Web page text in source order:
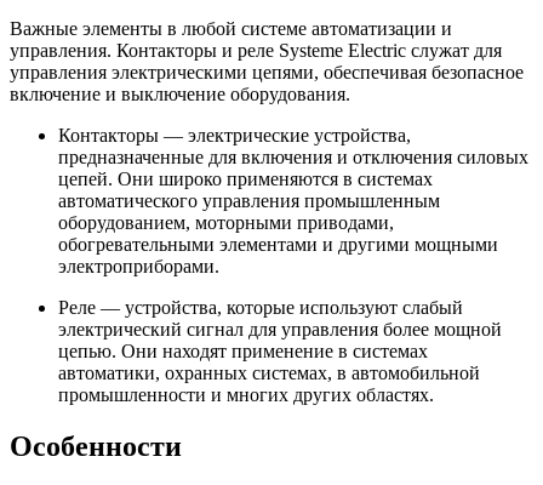
Важные элементы в любой системе автоматизации и
управления. Контакторы и реле Systeme Electric служат для
управления электрическими цепями, обеспечивая безопасное
включение и выключение оборудования.
Контакторы — электрические устройства,
предназначенные для включения и отключения силовых
цепей. Они широко применяются в системах
автоматического управления промышленным
оборудованием, моторными приводами,
обогревательными элементами и другими мощными
электроприборами.
Реле — устройства, которые используют слабый
электрический сигнал для управления более мощной
цепью. Они находят применение в системах
автоматики, охранных системах, в автомобильной
промышленности и многих других областях.
Особенности